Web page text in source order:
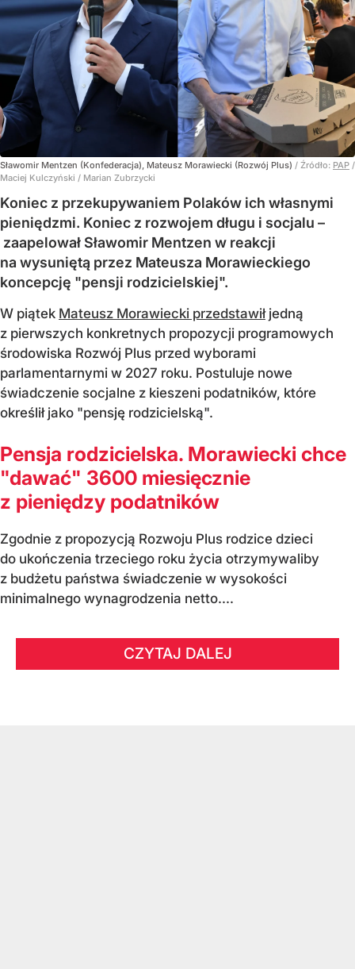
Sławomir Mentzen (Konfederacja), Mateusz Morawiecki (Rozwój Plus) / Źródło: PAP /
Maciej Kulczyński / Marian Zubrzycki
Koniec z przekupywaniem Polaków ich własnymi
pieniędzmi. Koniec z rozwojem długu i socjalu –
zaapelował Sławomir Mentzen w reakcji
na wysuniętą przez Mateusza Morawieckiego
koncepcję "pensji rodzicielskiej".
W piątek Mateusz Morawiecki przedstawiłjedną
z pierwszych konkretnych propozycji programowych
środowiska Rozwój Plus przed wyborami
parlamentarnymi w 2027 roku. Postuluje nowe
świadczenie socjalne z kieszeni podatników, które
określił jako "pensję rodzicielską".
Pensja rodzicielska. Morawiecki chce
"dawać" 3600 miesięcznie
z pieniędzy podatników
Zgodnie z propozycją Rozwoju Plus rodzice dzieci
do ukończenia trzeciego roku życia otrzymywaliby
z budżetu państwa świadczenie w wysokości
minimalnego wynagrodzenia netto....
CZYTAJ DALEJ